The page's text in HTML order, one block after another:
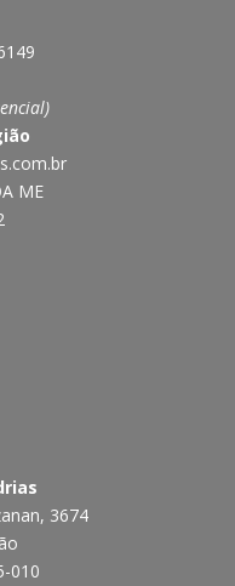
ME
3674
010